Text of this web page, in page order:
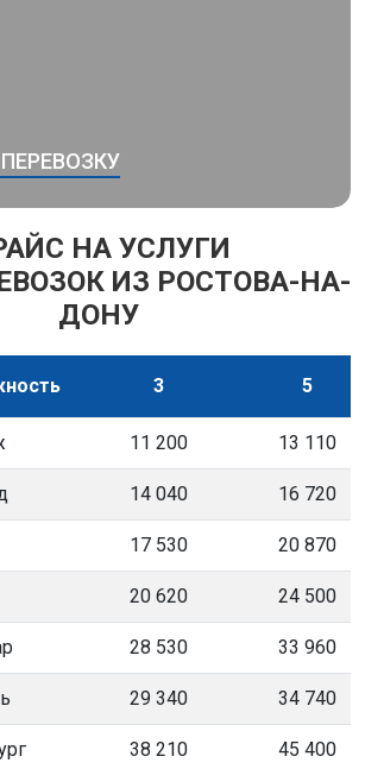
НА УСЛУГИ
ИЗ РОСТОВА-НА-
ДОНУ
3 5
11 200 13 110
14 040 16 720
17 530 20 870
20 620 24 500
28 530 33 960
29 340 34 740
38 210 45 400